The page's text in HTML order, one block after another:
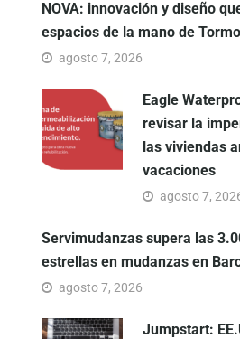
NOVA: innovación y diseño
espacios de la mano de
agosto 7, 2026
Eagle
revisar la
las viviendas
vacaciones
agosto 7,
Servimudanzas supera las
estrellas en mudanzas en
agosto 7, 2026
Jumpstart: